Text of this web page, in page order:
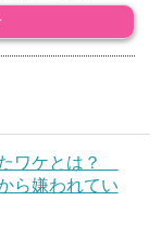
ワケとは？
ら嫌われてい